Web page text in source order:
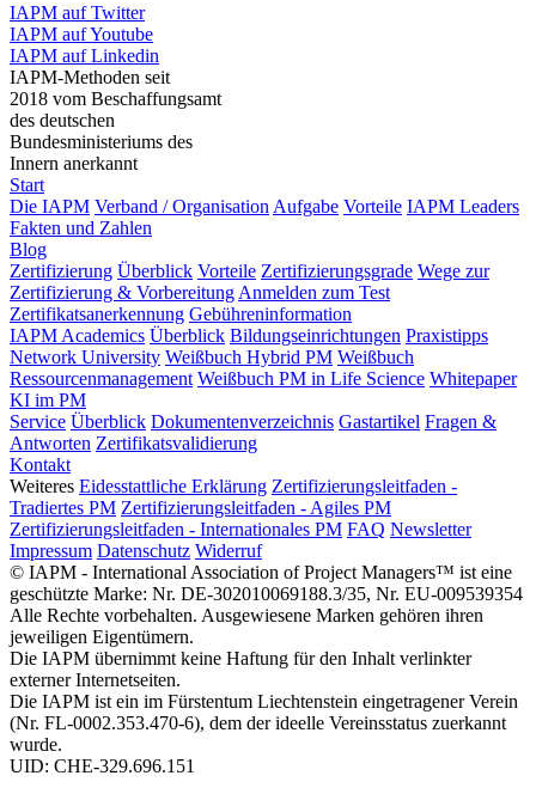
IAPM auf Twitter
IAPM auf Youtube
IAPM auf Linkedin
IAPM-Methoden seit
2018 vom Beschaffungsamt
des deutschen
Bundesministeriums des
Innern anerkannt
Start
Die IAPM Verband / Organisation Aufgabe Vorteile IAPM Leaders
Fakten und Zahlen
Blog
Zertifizierung Überblick Vorteile Zertifizierungsgrade Wege zur
Zertifizierung & Vorbereitung Anmelden zum Test
Zertifikatsanerkennung Gebühreninformation
IAPM Academics Überblick Bildungseinrichtungen Praxistipps
Network University Weißbuch Hybrid PM Weißbuch
Ressourcenmanagement Weißbuch PM in Life Science Whitepaper
KI im PM
Service Überblick Dokumentenverzeichnis Gastartikel Fragen &
Antworten Zertifikatsvalidierung
Kontakt
Weiteres Eidesstattliche Erklärung Zertifizierungsleitfaden -
Tradiertes PM Zertifizierungsleitfaden - Agiles PM
Zertifizierungsleitfaden - Internationales PM FAQ Newsletter
Impressum Datenschutz Widerruf
© IAPM - International Association of Project Managers™ ist eine
geschützte Marke: Nr. DE-302010069188.3/35, Nr. EU-009539354
Alle Rechte vorbehalten. Ausgewiesene Marken gehören ihren
jeweiligen Eigentümern.
Die IAPM übernimmt keine Haftung für den Inhalt verlinkter
externer Internetseiten.
Die IAPM ist ein im Fürstentum Liechtenstein eingetragener Verein
(Nr. FL-0002.353.470-6), dem der ideelle Vereinsstatus zuerkannt
wurde.
UID: CHE-329.696.151